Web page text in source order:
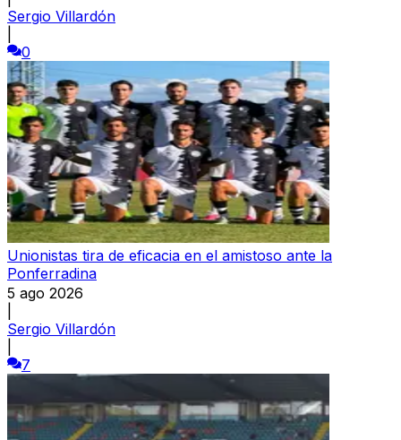
Sergio Villardón
0
Unionistas tira de eficacia en el amistoso ante la
Ponferradina
5 ago 2026
Sergio Villardón
7